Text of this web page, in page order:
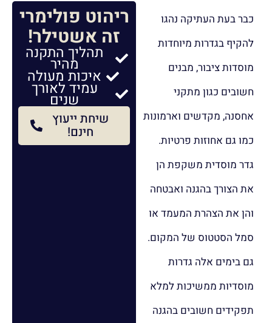
כבר בעת העתיקה נהגו
להקיף בגדרות מיוחדות
מוסדות ציבור, מבנים
חשובים כגון מתקני
אחסנה, מקדשים וארמונות
כמו גם אחוזות פרטיות.
גדר מוסדית משקפת הן
את הצורך בהגנה ואבטחה
והן את הצהרת המעמד או
סמל הסטטוס של המקום.
גם בימים אלה גדרות
מוסדיות ממשיכות למלא
תפקידים חשובים בהגנה
ריהוט פולימרי
זה אשטילר!
תהליך התקנה
מהיר
איכות מעולה
עמיד לאורך
שנים
שיחת ייעוץ
חינם!